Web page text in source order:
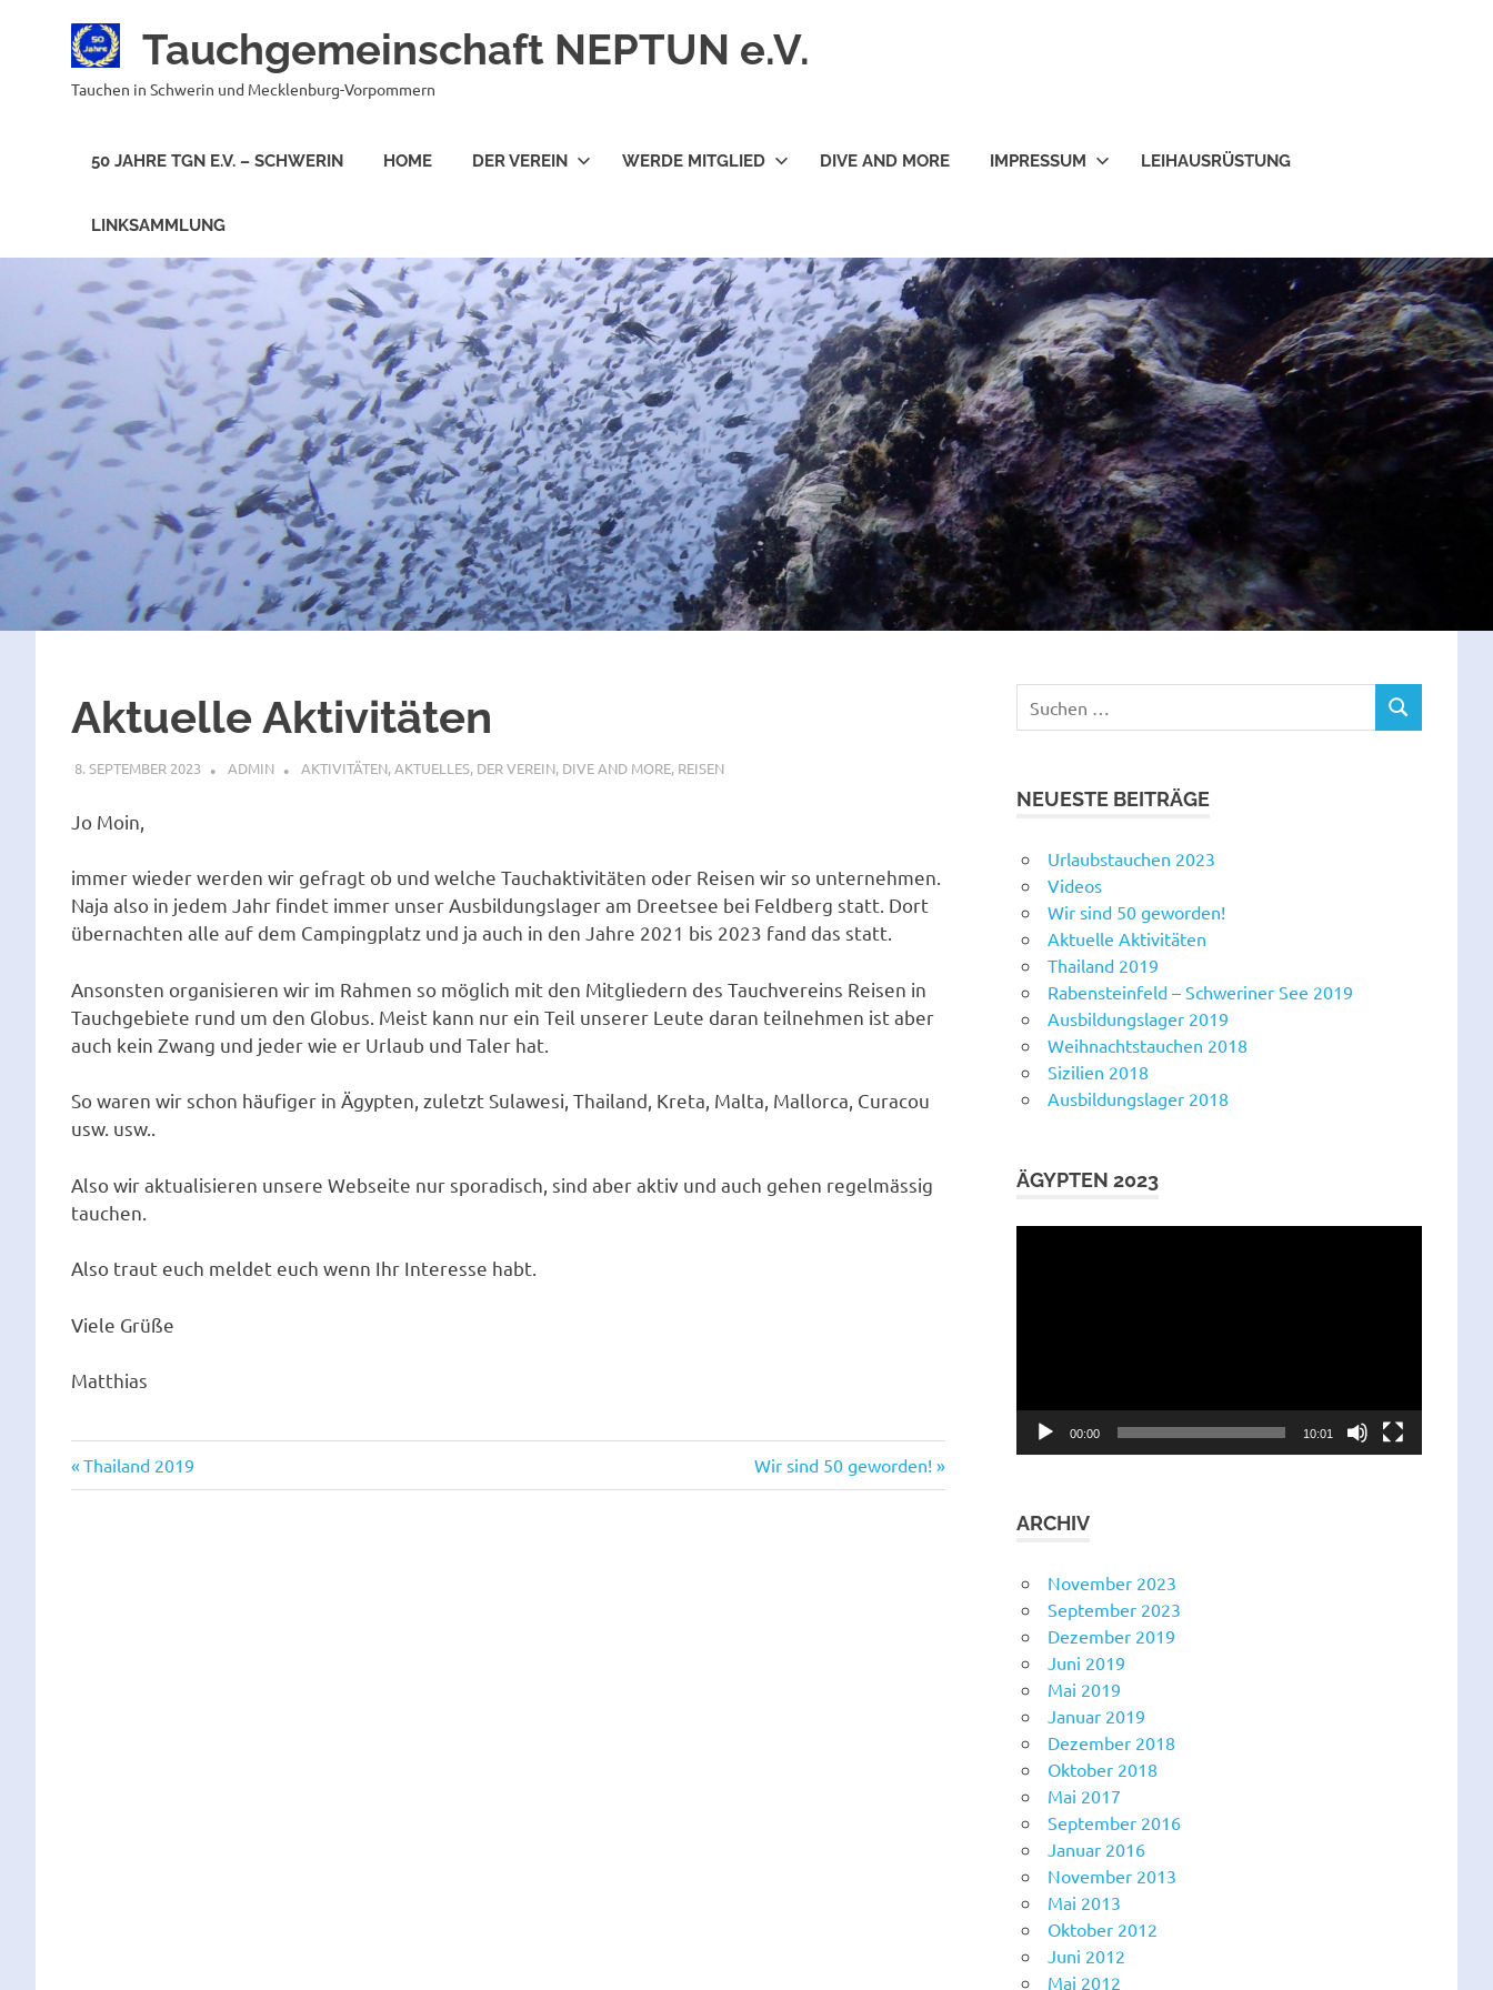
Tauchgemeinschaft NEPTUN e.V.
Tauchen in Schwerin und Mecklenburg-Vorpommern
50 JAHRE TGN E.V. – SCHWERIN HOME DER VEREIN WERDE MITGLIED DIVE AND MORE IMPRESSUM LEIHAUSRÜSTUNG
LINKSAMMLUNG
Aktuelle Aktivitäten
8. SEPTEMBER 2023 ADMIN AKTIVITÄTEN,AKTUELLES, DER VEREIN, DIVE AND MORE, REISEN
Jo Moin,
immer wieder werden wir gefragt ob und welche Tauchaktivitäten oder Reisen wir so unternehmen.
Naja also in jedem Jahr findet immer unser Ausbildungslager am Dreetsee bei Feldberg statt. Dort
übernachten alle auf dem Campingplatz und ja auch in den Jahre 2021 bis 2023 fand das statt.
Ansonsten organisieren wir im Rahmen so möglich mit den Mitgliedern des Tauchvereins Reisen in
Tauchgebiete rund um den Globus. Meist kann nur ein Teil unserer Leute daran teilnehmen ist aber
auch kein Zwang und jeder wie er Urlaub und Taler hat.
So waren wir schon häufiger in Ägypten, zuletzt Sulawesi, Thailand, Kreta, Malta, Mallorca, Curacou
usw. usw..
Also wir aktualisieren unsere Webseite nur sporadisch, sind aber aktiv und auch gehen regelmässig
tauchen.
Also traut euch meldet euch wenn Ihr Interesse habt.
Viele Grüße
Matthias
Beitragsnavigation
Vorheriger
Beitrag:
Thailand 2019
Nächster
Beitrag:
Wir sind 50 geworden!
nach:
SUCHEN
NEUESTE BEITRÄGE
Urlaubstauchen 2023
Videos
Wir sind 50 geworden!
Aktuelle Aktivitäten
Thailand 2019
Rabensteinfeld – Schweriner See 2019
Ausbildungslager 2019
Weihnachtstauchen 2018
Sizilien 2018
Ausbildungslager 2018
ÄGYPTEN 2023
00:00 10:01
ARCHIV
November 2023
September 2023
Dezember 2019
Juni 2019
Mai 2019
Januar 2019
Dezember 2018
Oktober 2018
Mai 2017
September 2016
Januar 2016
November 2013
Mai 2013
Oktober 2012
Juni 2012
Mai 2012